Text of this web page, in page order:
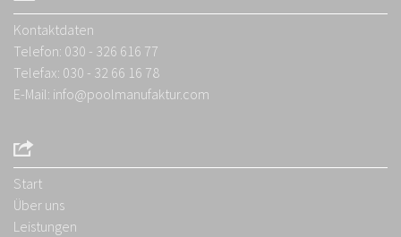
Kontaktdaten
Telefon: 030 - 326 616 77
Telefax: 030 - 32 66 16 78
E-Mail: info@poolmanufaktur.com
Start
Über uns
Leistungen